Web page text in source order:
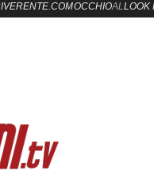
OCCHIOALLOOK